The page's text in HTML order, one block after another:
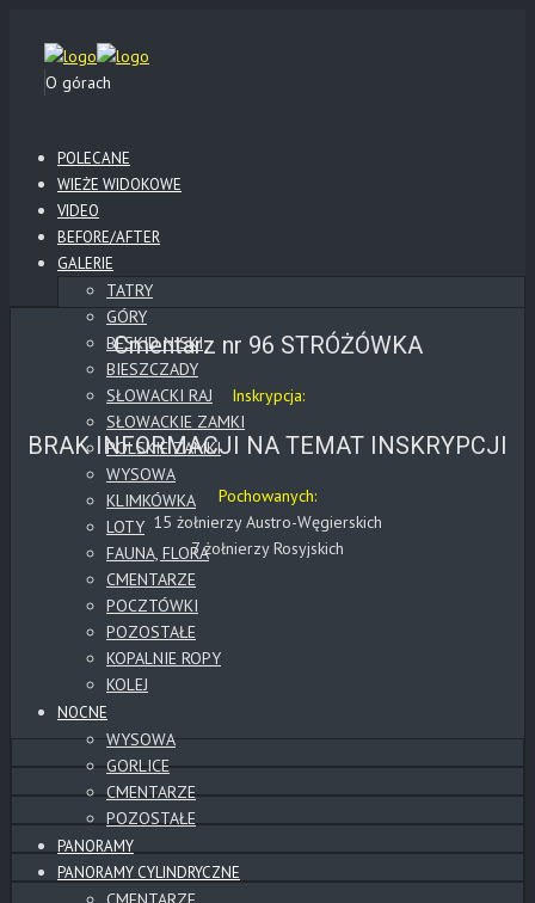
O górach
POLECANE
WIEŻE WIDOKOWE
VIDEO
BEFORE/AFTER
GALERIE
TATRY
GÓRY
BESKID NISKI
BIESZCZADY
SŁOWACKI RAJ
SŁOWACKIE ZAMKI
POLSKIE ZAMKI
WYSOWA
KLIMKÓWKA
LOTY
FAUNA, FLORA
CMENTARZE
POCZTÓWKI
POZOSTAŁE
KOPALNIE ROPY
KOLEJ
NOCNE
WYSOWA
GORLICE
CMENTARZE
POZOSTAŁE
PANORAMY
PANORAMY CYLINDRYCZNE
Cmentarz nr 96 STRÓŻÓWKA
Inskrypcja:
BRAK INFORMACJI NA TEMAT INSKRYPCJI
Pochowanych:
15 żołnierzy Austro-Węgierskich
7 żołnierzy Rosyjskich